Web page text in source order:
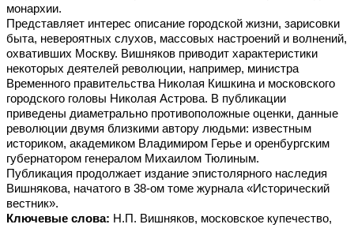
монархии.
Представляет интерес описание городской жизни, зарисовки
быта, невероятных слухов, массовых настроений и волнений,
охвативших Москву. Вишняков приводит характеристики
некоторых деятелей революции, например, министра
Временного правительства Николая Кишкина и московского
городского головы Николая Астрова. В публикации
приведены диаметрально противоположные оценки, данные
революции двумя близкими автору людьми: известным
историком, академиком Владимиром Герье и оренбургским
губернатором генералом Михаилом Тюлиным.
Публикация продолжает издание эпистолярного наследия
Вишнякова, начатого в 38-ом томе журнала «Исторический
вестник».
Ключевые слова: Н.П. Вишняков, московское купечество,